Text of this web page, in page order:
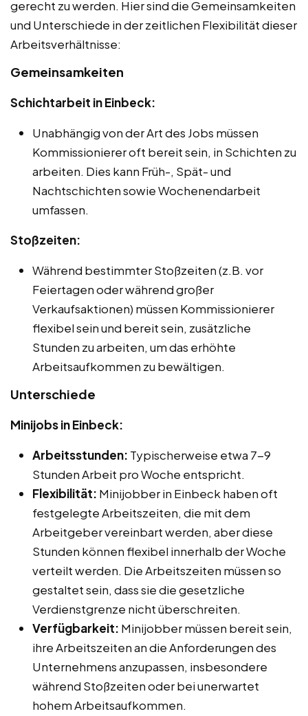
gerecht zu werden. Hier sind die Gemeinsamkeiten
und Unterschiede in der zeitlichen Flexibilität dieser
Arbeitsverhältnisse:
Gemeinsamkeiten
Schichtarbeit in Einbeck:
Unabhängig von der Art des Jobs müssen
Kommissionierer oft bereit sein, in Schichten zu
arbeiten. Dies kann Früh-, Spät- und
Nachtschichten sowie Wochenendarbeit
umfassen.
Stoßzeiten:
Während bestimmter Stoßzeiten (z.B. vor
Feiertagen oder während großer
Verkaufsaktionen) müssen Kommissionierer
flexibel sein und bereit sein, zusätzliche
Stunden zu arbeiten, um das erhöhte
Arbeitsaufkommen zu bewältigen.
Unterschiede
Minijobs in Einbeck:
Arbeitsstunden: Typischerweise etwa 7-9
Stunden Arbeit pro Woche entspricht.
Flexibilität: Minijobber in Einbeck haben oft
festgelegte Arbeitszeiten, die mit dem
Arbeitgeber vereinbart werden, aber diese
Stunden können flexibel innerhalb der Woche
verteilt werden. Die Arbeitszeiten müssen so
gestaltet sein, dass sie die gesetzliche
Verdienstgrenze nicht überschreiten.
Verfügbarkeit: Minijobber müssen bereit sein,
ihre Arbeitszeiten an die Anforderungen des
Unternehmens anzupassen, insbesondere
während Stoßzeiten oder bei unerwartet
hohem Arbeitsaufkommen.